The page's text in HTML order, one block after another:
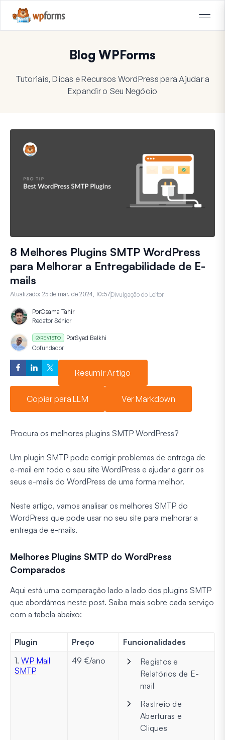
Blog WPForms
Tutoriais, Dicas e Recursos WordPress para Ajudar a
Expandir o Seu Negócio
8 Melhores Plugins SMTP WordPress
para Melhorar a Entregabilidade de E-
mails
Atualizado: 25 de mar. de 2024, 10:57Divulgação do Leitor
PorOsama Tahir
Redator Sénior
REVISTO PorSyed Balkhi
Cofundador
Resumir Artigo
Copiar para LLM Ver Markdown
Procura os melhores plugins SMTP WordPress?
Um plugin SMTP pode corrigir problemas de entrega de
e-mail em todo o seu site WordPress e ajudar a gerir os
seus e-mails do WordPress de uma forma melhor.
Neste artigo, vamos analisar os melhores SMTP do
WordPress que pode usar no seu site para melhorar a
entrega de e-mails.
Melhores Plugins SMTP do WordPress
Comparados
Aqui está uma comparação lado a lado dos plugins SMTP
que abordámos neste post. Saiba mais sobre cada serviço
com a tabela abaixo:
Plugin Preço
Funcionalidades
1. WP Mail
SMTP
49 €/ano
Registos e
Relatórios de E-
mail
Rastreio de
Aberturas e
Cliques